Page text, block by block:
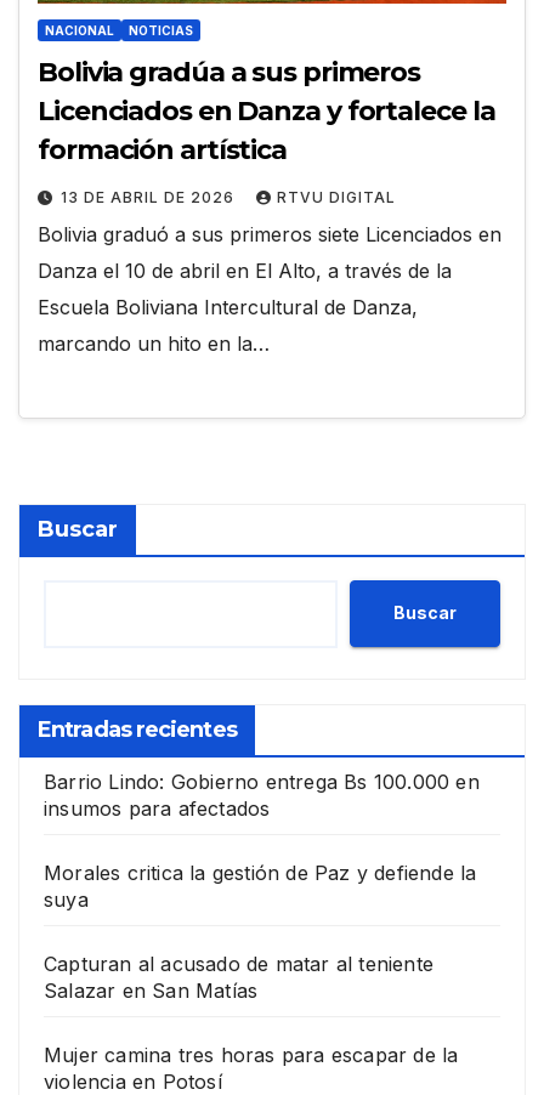
NACIONAL NOTICIAS
Bolivia gradúa a sus primeros
Licenciados en Danza y fortalece la
formación artística
13 DE ABRIL DE 2026 RTVU DIGITAL
Bolivia graduó a sus primeros siete Licenciados en
Danza el 10 de abril en El Alto, a través de la
Escuela Boliviana Intercultural de Danza,
marcando un hito en la…
Buscar
Buscar
Entradas recientes
Barrio Lindo: Gobierno entrega Bs 100.000 en
insumos para afectados
Morales critica la gestión de Paz y defiende la
suya
Capturan al acusado de matar al teniente
Salazar en San Matías
Mujer camina tres horas para escapar de la
violencia en Potosí